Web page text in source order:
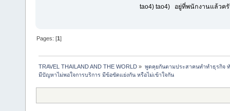
tao4) tao4) อยู่ที่พนักงานแล้วค
Pages: [1]
TRAVEL THAILAND AND THE WORLD » พูดคุยกันตามประสาคนทำทำธุรกิจ ทั
มีปัญหาไม่พอใจการบริการ มีข้อขัดแย่งกัน หรือไม่เข้าใจกัน